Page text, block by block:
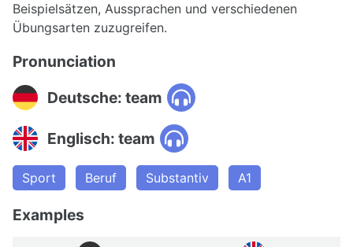
Beispielsätzen, Aussprachen und verschiedenen
Übungsarten zuzugreifen.
Pronunciation
Deutsche: team
Englisch: team
Sport Beruf Substantiv A1
Examples